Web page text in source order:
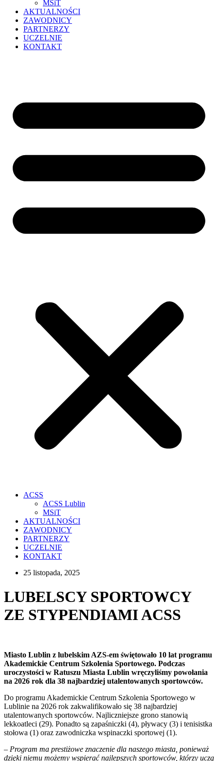
MSiT
AKTUALNOŚCI
ZAWODNICY
PARTNERZY
UCZELNIE
KONTAKT
ACSS
ACSS Lublin
MSiT
AKTUALNOŚCI
ZAWODNICY
PARTNERZY
UCZELNIE
KONTAKT
25 listopada, 2025
LUBELSCY SPORTOWCY
ZE STYPENDIAMI ACSS
Miasto Lublin z lubelskim AZS-em świętowało 10 lat programu
Akademickie Centrum Szkolenia Sportowego. Podczas
uroczystości w Ratuszu Miasta Lublin wręczyliśmy powołania
na 2026 rok dla 38 najbardziej utalentowanych sportowców.
Do programu Akademickie Centrum Szkolenia Sportowego w
Lublinie na 2026 rok zakwalifikowało się 38 najbardziej
utalentowanych sportowców. Najliczniejsze grono stanowią
lekkoatleci (29). Ponadto są zapaśniczki (4), pływacy (3) i tenisistka
stołowa (1) oraz zawodniczka wspinaczki sportowej (1).
– Program ma prestiżowe znaczenie dla naszego miasta, ponieważ
dzięki niemu możemy wspierać najlepszych sportowców, którzy uczą